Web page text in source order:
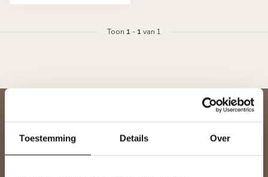
Toestemming Details Over
Toon 1 - 1 van 1